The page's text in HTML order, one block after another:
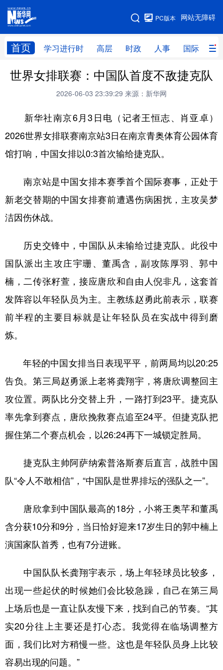
网站无障碍
PC版本
首页 学习进行时 高层 时政 人事 国际 财
网站地图
学习进行时 高层 时政 人事
财经 网评
台湾 思客智库 全球连线 教育
科技 科创 量子 体育
文化 书画 健康
访谈 视频 图片 政务
法律 中央文件 金融 汽车
食品
学术中国 乡村振兴 银龄 溯源中国
城市 旅游 能源 会展
彩票 娱乐 时尚 悦读
公益 一带一路 亚太网 上市公司
地方频道
北京 天津 河北 山西
广东 广西 海南 重庆
陕西 甘肃 青海 宁夏
新疆 内蒙古 黑龙江
多语种频道
English Español Français عربى
Русский язык 日本語 한국어
Deutsch Português
世界女排联赛：中国队首度不敌捷克队
2026-06-03 23:39:29 来源：新华网
新华社南京6月3日电（记者王恒志、肖亚卓）
2026世界女排联赛南京站3日在南京青奥体育公园体育
馆打响，中国女排以0:3首次输给捷克队。
南京站是中国女排本赛季首个国际赛事，正处于
新老交替期的中国女排赛前遭遇伤病困扰，主攻吴梦
洁因伤休战。
历史交锋中，中国队从未输给过捷克队。此役中
国队派出主攻庄宇珊、董禹含，副攻陈厚羽、郭中
楠，二传张籽萱，接应唐欣和自由人倪非凡，这套首
发阵容以年轻队员为主。主教练赵勇此前表示，联赛
前半程的主要目标就是让年轻队员在实战中得到磨
炼。
年轻的中国女排当日表现平平，前两局均以20:25
告负。第三局赵勇派上老将龚翔宇，将唐欣调整回主
攻位置。两队比分交替上升，一路打到23平。捷克队
率先拿到赛点，唐欣挽救赛点追至24平。但捷克队把
握住第二个赛点机会，以26:24再下一城锁定胜局。
捷克队主帅阿萨纳索普洛斯赛后直言，战胜中国
队“令人不敢相信”，“中国队是世界排坛的强队之一”。
唐欣拿到中国队最高的18分，小将王奥芊和董禹
含分获10分和9分，当日恰好迎来17岁生日的郭中楠上
演国家队首秀，也有7分进账。
中国队队长龚翔宇表示，场上年轻球员比较多，
出现一些起伏的时候她们会比较急躁，自己在第三局
上场后也是一直让队友慢下来，找到自己的节奏。“其
实20分往上主要还是打心态。我觉得在临场调整方
面，我们比对方稍慢一些。这也是年轻队员身上比较
容易出现的问题。”